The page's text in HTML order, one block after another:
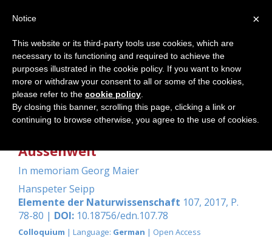
«Das Hirn dreht das Bild um» –
Aussenwelt
In memoriam Georg Maier
Hanspeter Seipp
Elemente der Naturwissenschaft 107, 2017, P.
78-80 | DOI: 10.18756/edn.107.78
Colloquium | Language: German | Open Access
×
Notice
This website or its third-party tools use cookies, which are
necessary to its functioning and required to achieve the
purposes illustrated in the cookie policy. If you want to know
more or withdraw your consent to all or some of the cookies,
please refer to the cookie policy
By closing this banner, scrolling this page, clicking a link or
continuing to browse otherwise, you agree to the use of cookies.